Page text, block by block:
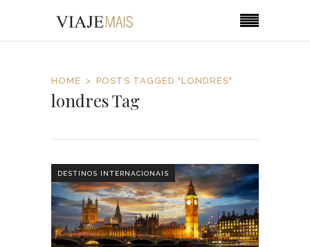
HOME POSTS TAGGED "LONDRES"
londres Tag
DESTINOS INTERNACIONAIS